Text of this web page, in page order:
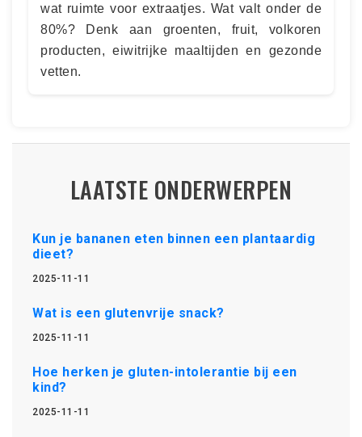
wat ruimte voor extraatjes. Wat valt onder de
80%? Denk aan groenten, fruit, volkoren
producten, eiwitrijke maaltijden en gezonde
vetten.
LAATSTE ONDERWERPEN
Kun je bananen eten binnen een plantaardig
dieet?
2025-11-11
Wat is een glutenvrije snack?
2025-11-11
Hoe herken je gluten-intolerantie bij een
kind?
2025-11-11